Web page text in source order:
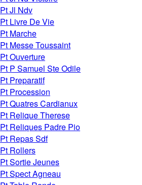
Pt Jl Ndv
Pt Livre De Vie
Pt Marche
Pt Messe Toussaint
Pt Ouverture
Pt P Samuel Ste Odile
Pt Preparatif
Pt Procession
Pt Quatres Cardianux
Pt Relique Therese
Pt Reliques Padre Pio
Pt Repas Sdf
Pt Rollers
Pt Sortie Jeunes
Pt Spect Agneau